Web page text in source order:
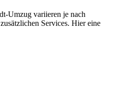
Umzug variieren je nach
Services. Hier eine